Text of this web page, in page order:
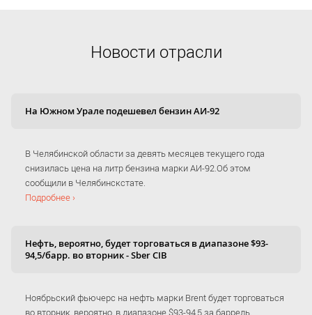
Новости отрасли
На Южном Урале подешевел бензин АИ-92
В Челябинской области за девять месяцев текущего года
снизилась цена на литр бензина марки АИ-92.Об этом
сообщили в Челябинскстате.
Подробнее ›
Нефть, вероятно, будет торговаться в диапазоне $93-
94,5/барр. во вторник - Sber CIB
Ноябрьский фьючерс на нефть марки Brent будет торговаться
во вторник, вероятно, в диапазоне $93-94,5 за баррель,